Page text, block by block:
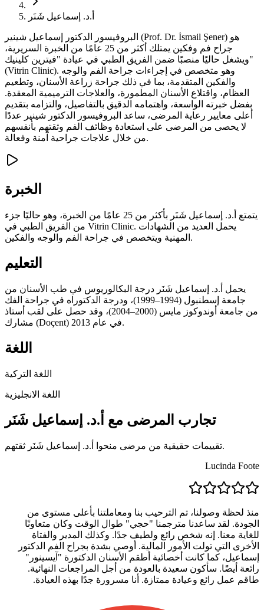
أ.د. إسماعيل شَنَر
البروفيسور الدكتور إسماعيل شينير (Prof. Dr. İsmail Şener) هو
جراح فم وفكين يمتلك أكثر من 25 عامًا من الخبرة السريرية،
ويشغل حاليًا منصبًا ضمن الفريق الطبي في عيادة "فيترين كلينيك"
(Vitrin Clinic). وهو متخصص في إجراءات جراحة الفم والوجه
والفكين المتقدمة، بما في ذلك جراحة زراعة الأسنان، وتطعيم
العظام، واقتلاع الأسنان المطمورة، والعلاجات الترميمية المعقدة.
بفضل خبرته الواسعة، واهتمامه الدقيق بالتفاصيل، والتزامه بتقديم
أعلى معايير رعاية المرضى، ساعد البروفيسور الدكتور شينير عددًا
لا يحصى من المرضى على استعادة وظائف الفم وثقتهم بأنفسهم
من خلال علاجات جراحية آمنة وفعالة.
الخبرة
يتمتع أ.د. إسماعيل شَنَر بأكثر من 25 عامًا من الخبرة، وهو حاليًا جزء
من الفريق الطبي في Vitrin Clinic. يحمل العديد من الشهادات
المهنية ويتخصص في جراحة الفم والوجه والفكين.
التعليم
يحمل أ.د. إسماعيل شَنَر درجة البكالوريوس في طب الأسنان من
جامعة إسطنبول (1994–1999)، ودرجة الدكتوراه في جراحة الفك
من جامعة أوندوكوز مايس (2000–2004)، وقد حصل على لقب أستاذ
مشارك (Doçent) في عام 2013.
اللغة
اللغة التركية
اللغة الانجليزية
تجارب المرضى مع أ.د. إسماعيل شَنَر
تقييمات حقيقية من مرضى منحوا أ.د. إسماعيل شَنَر ثقتهم.
Lucinda Foote
منذ لحظة وصولنا، تم الترحيب بنا ومعاملتنا بأعلى مستوى من
الجودة. لقد ساعدنا مترجمنا "حجي" طوال الوقت وكان متعاونًا
للغاية معنا. إنه شخص رائع ولطيف جدًا. وكذلك المدير والفتاة
الأخرى التي تولت الأمور المالية. أوصي بشدة بجراح الفم الدكتور
إسماعيل، كما كانت أخصائية أطقم الأسنان الدكتورة "آيسينور"
رائعة أيضًا. سأكون سعيدة بالعودة من أجل المراجعات النهائية.
طاقم عمل رائع وعيادة ممتازة. أنا مسرورة جدًا بهذه العيادة.